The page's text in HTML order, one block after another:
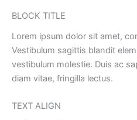
BLOCK TITLE
Lorem ipsum dolor sit amet,
Vestibulum sagittis blandit
vestibulum molestie. Duis ac
diam vitae, fringilla lectus.
TEXT ALIGN